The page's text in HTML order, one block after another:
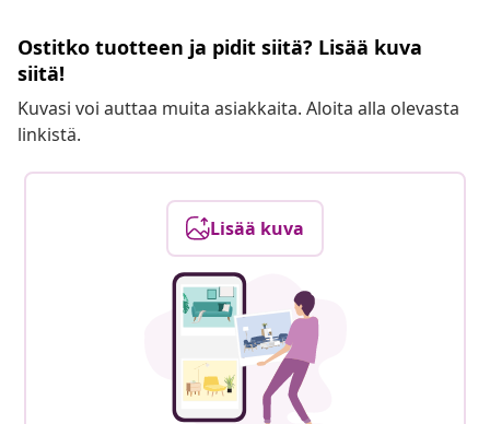
Ostitko tuotteen ja pidit siitä? Lisää kuva
siitä!
Kuvasi voi auttaa muita asiakkaita. Aloita alla olevasta
linkistä.
Lisää kuva